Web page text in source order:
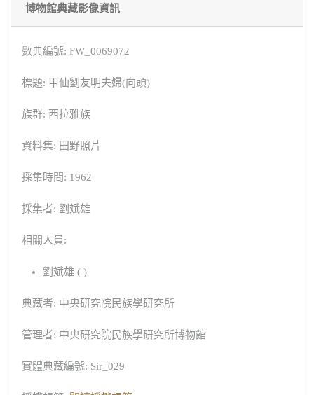
博物館典藏影像資訊
數典編號: FW_0069072
標題: 甲仙劉友明夫婦(向頭)
族群: 西拉雅族
資料集: 田野照片
採集時間: 1962
採集者: 劉斌雄
相關人員:
劉斌雄 ( )
典藏者: 中央研究院民族學研究所
管理者: 中央研究院民族學研究所博物館
實體典藏編號: Sir_029